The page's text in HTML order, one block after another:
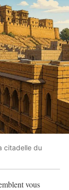
citadelle du
vous